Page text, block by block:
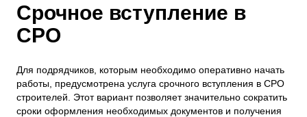
Срочное вступление в
СРО
Для подрядчиков, которым необходимо оперативно начать
работы, предусмотрена услуга срочного вступления в СРО
строителей. Этот вариант позволяет значительно сократить
сроки оформления необходимых документов и получения